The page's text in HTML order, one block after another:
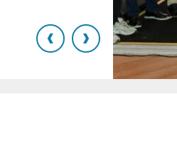
‹ ›